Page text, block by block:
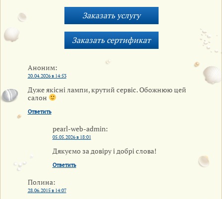
Аноним:
20.04.2026 в 14:53
Дуже якісні лампи, крутий сервіс. Обожнюю цей
салон
Ответить
pearl-web-admin:
05.05.2026 в 18:01
Дякуємо за довіру і добрі слова!
Ответить
Полина:
28.06.2015 в 14:07